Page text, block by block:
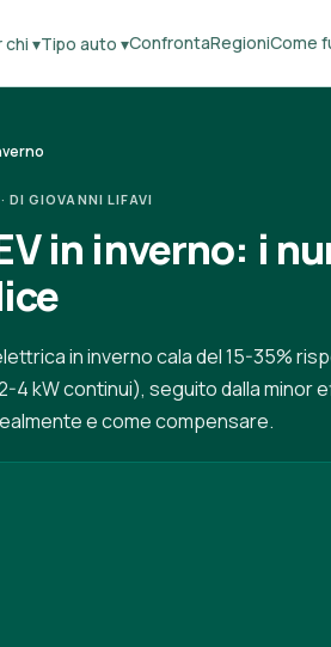
chi ▾Tipo auto ▾ConfrontaRegioniCome
GIOVANNI LIFAVI
in inverno: i
in inverno cala del 15-35%
4 kW continui), seguito dalla minor
e come compensare.